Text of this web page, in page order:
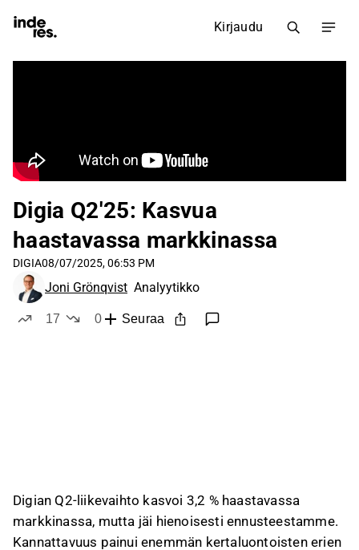
Kirjaudu
Digia Q2'25: Kasvua
haastavassa markkinassa
DIGIA08/07/2025, 06:53 PM
Joni Grönqvist Analyytikko
17
0
Seuraa
Digian Q2-liikevaihto kasvoi 3,2 % haastavassa
markkinassa, mutta jäi hienoisesti ennusteestamme.
Kannattavuus painui enemmän kertaluontoisten erien